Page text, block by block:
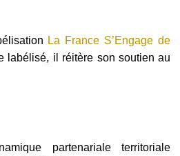
La France S’Engage de
labélisé, il réitère son soutien au
partenariale territoriale